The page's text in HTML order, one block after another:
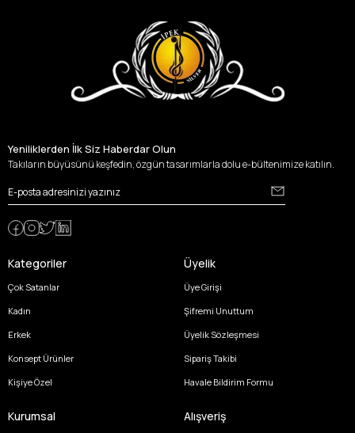
Yeniliklerden İlk Siz Haberdar Olun
Takıların büyüsünü keşfedin, özgün tasarımlarla dolu e-bültenimize katılın.
Kategoriler
Çok Satanlar
Kadın
Erkek
Konsept Ürünler
Kişiye Özel
Üyelik
Üye Girişi
Şifremi Unuttum
Üyelik Sözleşmesi
Sipariş Takibi
Havale Bildirim Formu
Kurumsal Alışveriş